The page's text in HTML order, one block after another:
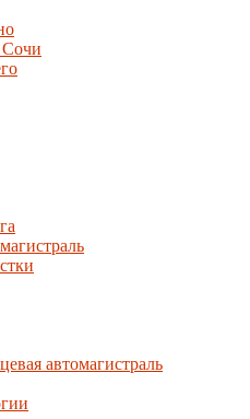
Сочи
автомагистраль